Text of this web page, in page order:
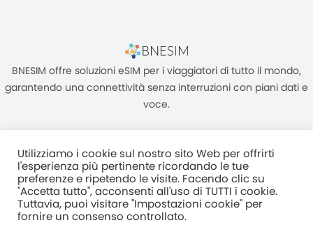
BNESIM offre soluzioni eSIM per i viaggiatori di tutto il mondo,
garantendo una connettività senza interruzioni con piani dati e
voce.
Unità C, 8/F, King Palace Plaza, NO:55 King Yip Street, Kwun Tong,
Kowloon, HONG KONG
2017–2025 BNESIM LIMITED Tutti i diritti riservati
Utilizziamo i cookie sul nostro sito Web per offrirti
l'esperienza più pertinente ricordando le tue
preferenze e ripetendo le visite. Facendo clic su
"Accetta tutto", acconsenti all'uso di TUTTI i cookie.
Tuttavia, puoi visitare "Impostazioni cookie" per
fornire un consenso controllato.